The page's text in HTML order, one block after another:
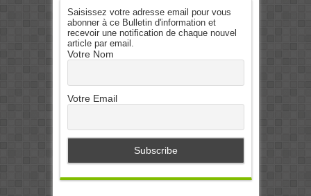
Saisissez votre adresse email pour vous
abonner à ce Bulletin d'information et
recevoir une notification de chaque nouvel
article par email.
Votre Nom
Votre Email